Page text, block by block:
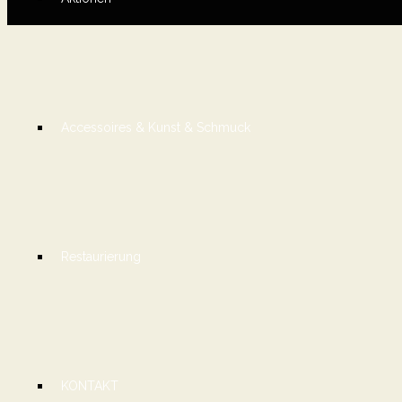
Accessoires & Kunst & Schmuck
Restaurierung
KONTAKT